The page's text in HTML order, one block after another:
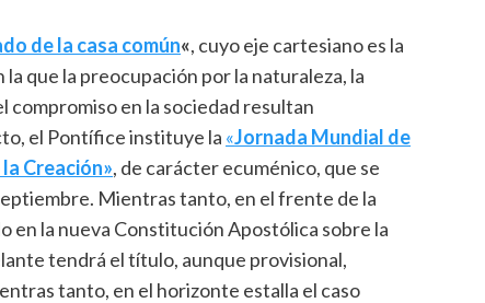
de la casa común«, cuyo eje cartesiano es la
que la preocupación por la naturaleza, la
compromiso en la sociedad resultan
el Pontífice instituye la «Jornada Mundial de
Creación», de carácter ecuménico, que se
Mientras tanto, en el frente de la
en la nueva Constitución Apostólica sobre la
tendrá el título, aunque provisional,
tanto, en el horizonte estalla el caso